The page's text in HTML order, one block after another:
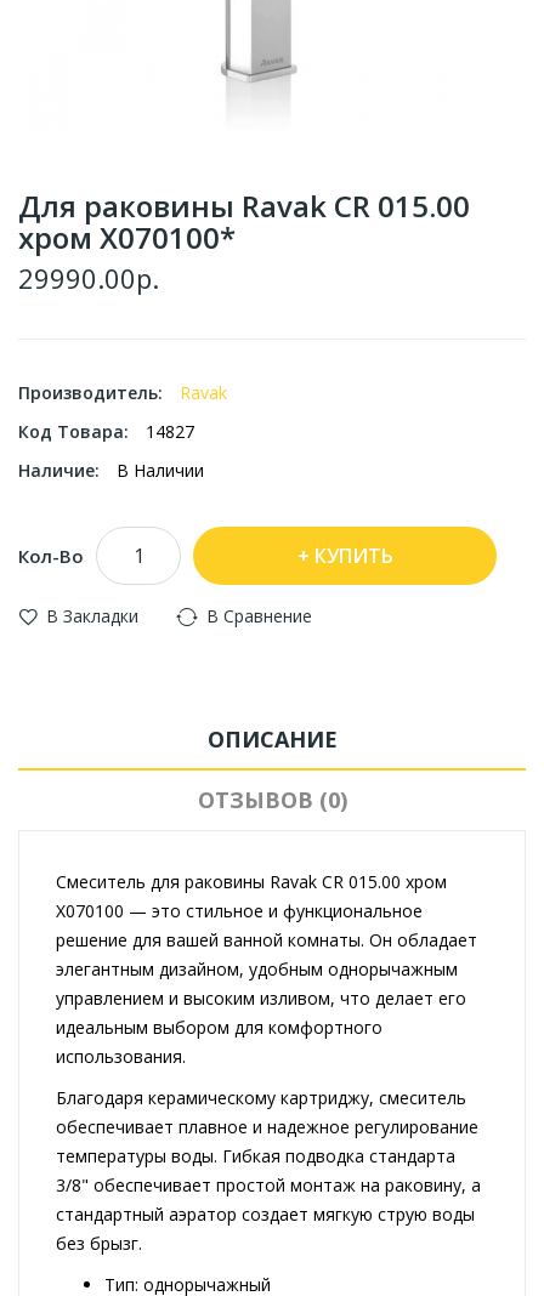
Для раковины Ravak CR 015.00
хром X070100*
29990.00р.
Производитель:
Ravak
Код Товара:
14827
Наличие:
В Наличии
Кол-Во КУПИТЬ
В Закладки В Сравнение
ОПИСАНИЕ
ОТЗЫВОВ (0)
Смеситель для раковины Ravak CR 015.00 хром
X070100 — это стильное и функциональное
решение для вашей ванной комнаты. Он обладает
элегантным дизайном, удобным однорычажным
управлением и высоким изливом, что делает его
идеальным выбором для комфортного
использования.
Благодаря керамическому картриджу, смеситель
обеспечивает плавное и надежное регулирование
температуры воды. Гибкая подводка стандарта
3/8" обеспечивает простой монтаж на раковину, а
стандартный аэратор создает мягкую струю воды
без брызг.
Тип: однорычажный